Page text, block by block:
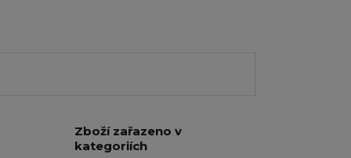
Zboží zařazeno v
kategoriích